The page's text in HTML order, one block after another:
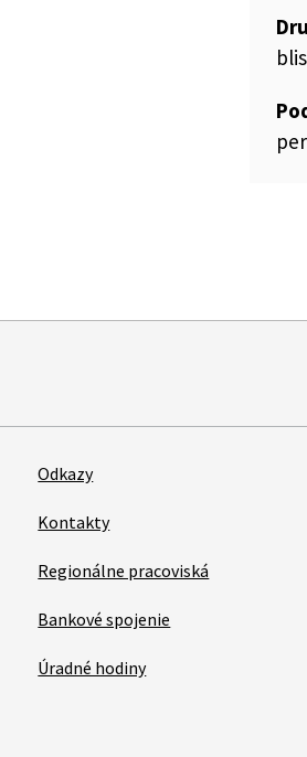
Odkazy
Kontakty
Regionálne pracoviská
Bankové spojenie
Úradné hodiny